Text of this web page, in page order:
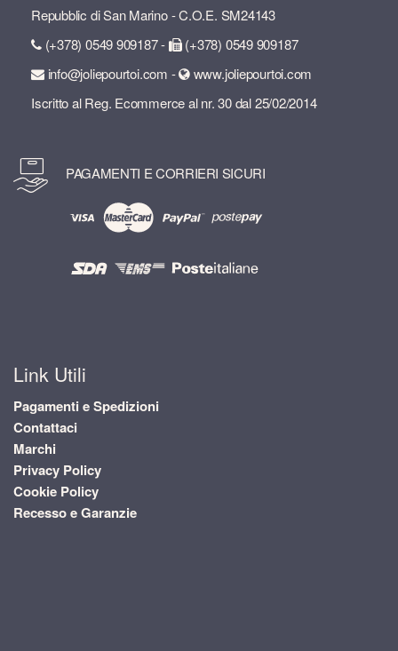
Repubblic di San Marino - C.O.E. SM24143
(+378) 0549 909187 -
(+378) 0549 909187
info@joliepourtoi.com -
www.joliepourtoi.com
Iscritto al Reg. Ecommerce al nr. 30 dal 25/02/2014
PAGAMENTI E CORRIERI SICURI
Link Utili
Pagamenti e Spedizioni
Contattaci
Marchi
Privacy Policy
Cookie Policy
Recesso e Garanzie